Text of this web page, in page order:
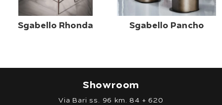
Sgabello Rhonda Sgabello Pancho
Showroom
Via Bari ss. 96 km. 84 + 620